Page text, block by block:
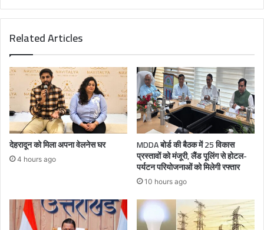
Related Articles
देहरादून को मिला अपना वेलनेस घर
4 hours ago
MDDA बोर्ड की बैठक में 25 विकास
प्रस्तावों को मंजूरी, लैंड पूलिंग से होटल-
पर्यटन परियोजनाओं को मिलेगी रफ्तार
10 hours ago